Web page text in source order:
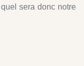
sera donc notre